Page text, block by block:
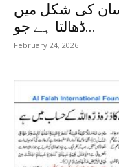
کی شکل میں
ڈھالتا ہے جو...
February 24, 2026